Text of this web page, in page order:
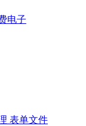
电子
表单文件